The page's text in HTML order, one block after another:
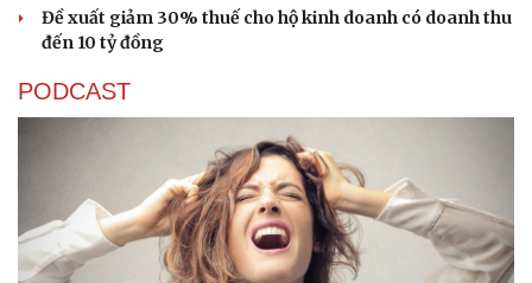
Đề xuất giảm 30% thuế cho hộ kinh doanh có doanh thu
đến 10 tỷ đồng
PODCAST